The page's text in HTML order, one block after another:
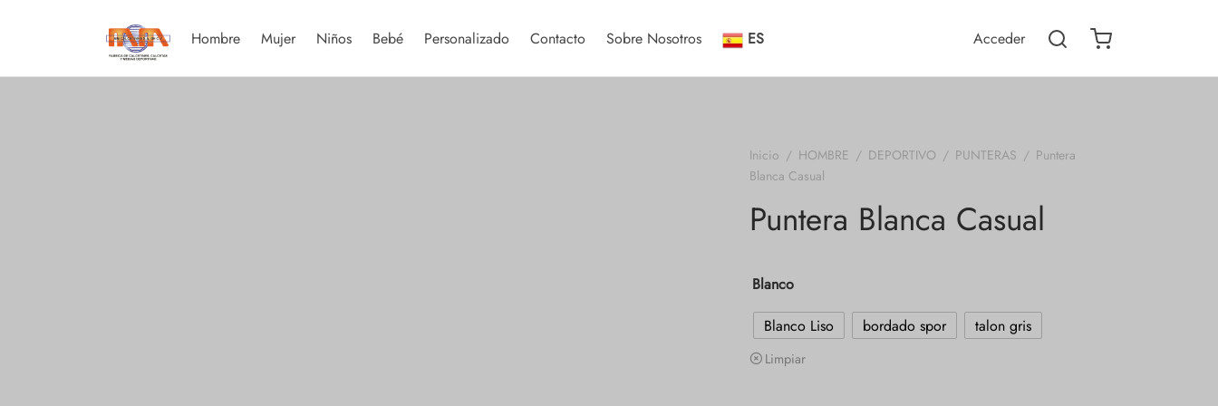
Hombre Mujer Niños Bebé Personalizado Contacto Sobre Nosotros ES Acceder
Inicio / HOMBRE / DEPORTIVO / PUNTERAS / Puntera
Blanca Casual
Puntera Blanca Casual
Blanco
Blanco Liso
bordado spor talon gris
Limpiar